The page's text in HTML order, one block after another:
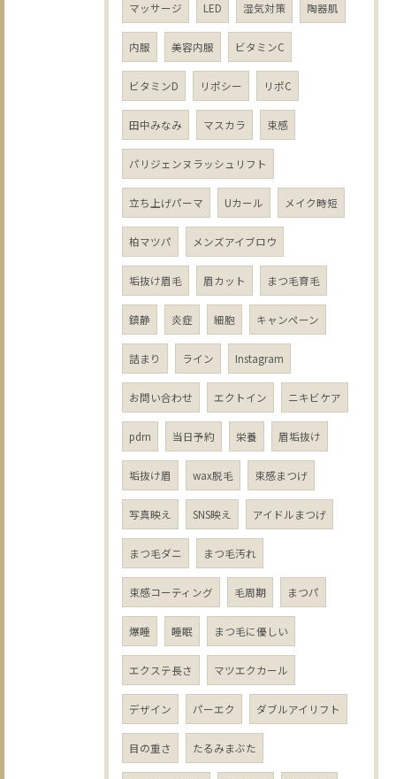
マッサージ LED 湿気対策 陶器肌
内服 美容内服 ビタミンC
ビタミンD リポシー リポC
田中みなみ マスカラ 束感
パリジェンヌラッシュリフト
立ち上げパーマ Uカール メイク時短
柏マツパ メンズアイブロウ
垢抜け眉毛 眉カット まつ毛育毛
鎮静 炎症 細胞 キャンペーン
詰まり ライン Instagram
お問い合わせ エクトイン ニキビケア
pdrn 当日予約 栄養 眉垢抜け
垢抜け眉 wax脱毛 束感まつげ
写真映え SNS映え アイドルまつげ
まつ毛ダニ まつ毛汚れ
束感コーティング 毛周期 まつパ
爆睡 睡眠 まつ毛に優しい
エクステ長さ マツエクカール
デザイン パーエク ダブルアイリフト
目の重さ たるみまぶた